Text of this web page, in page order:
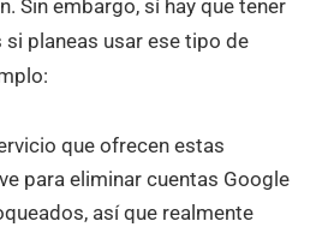
Sin embargo, sí hay que tener
planeas usar ese tipo de
que ofrecen estas
para eliminar cuentas Google
así que realmente